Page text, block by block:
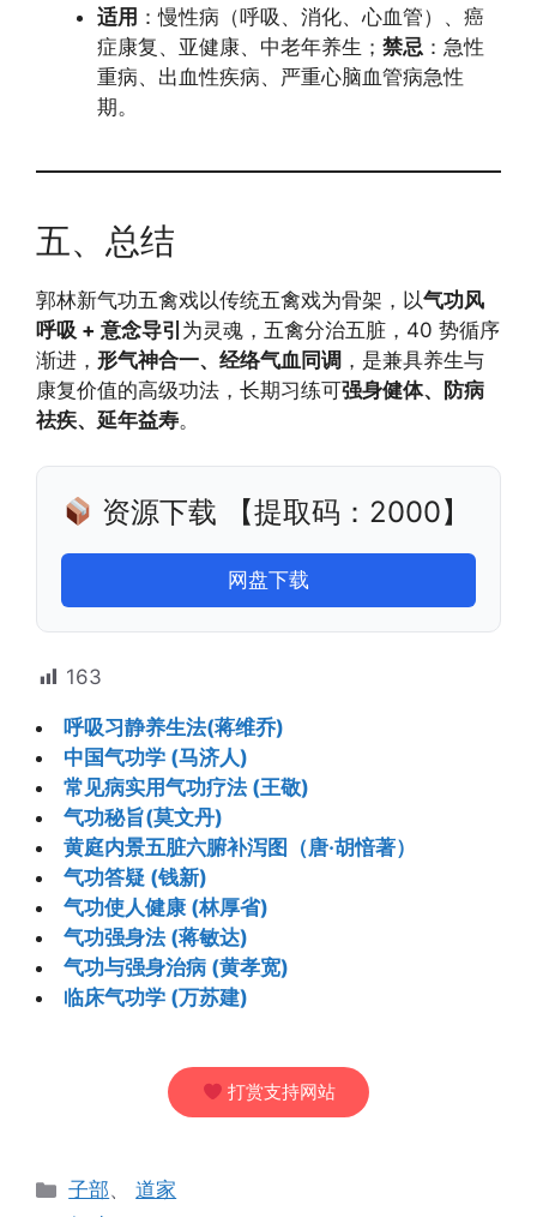
适用 ：慢性病（呼吸、消化、心血管）、癌
症康复、亚健康、中老年养生； 禁忌 ：急性
重病、出血性疾病、严重心脑血管病急性
期。
五、总结
郭林新气功五禽戏以传统五禽戏为骨架，以气功风
呼吸 + 意念导引 为灵魂，五禽分治五脏，40 势循序
渐进， 形气神合一、经络气血同调 ，是兼具养生与
康复价值的高级功法，长期习练可强身健体、防病
祛疾、延年益寿。
资源下载 【提取码：2000】
网盘下载
163
呼吸习静养生法(蒋维乔)
中国气功学 (马济人)
常见病实用气功疗法 (王敬)
气功秘旨(莫文丹)
黄庭内景五脏六腑补泻图（唐·胡愔著）
气功答疑 (钱新)
气功使人健康 (林厚省)
气功强身法 (蒋敏达)
气功与强身治病 (黄孝宽)
临床气功学 (万苏建)
打赏支持网站
分
子部、道家